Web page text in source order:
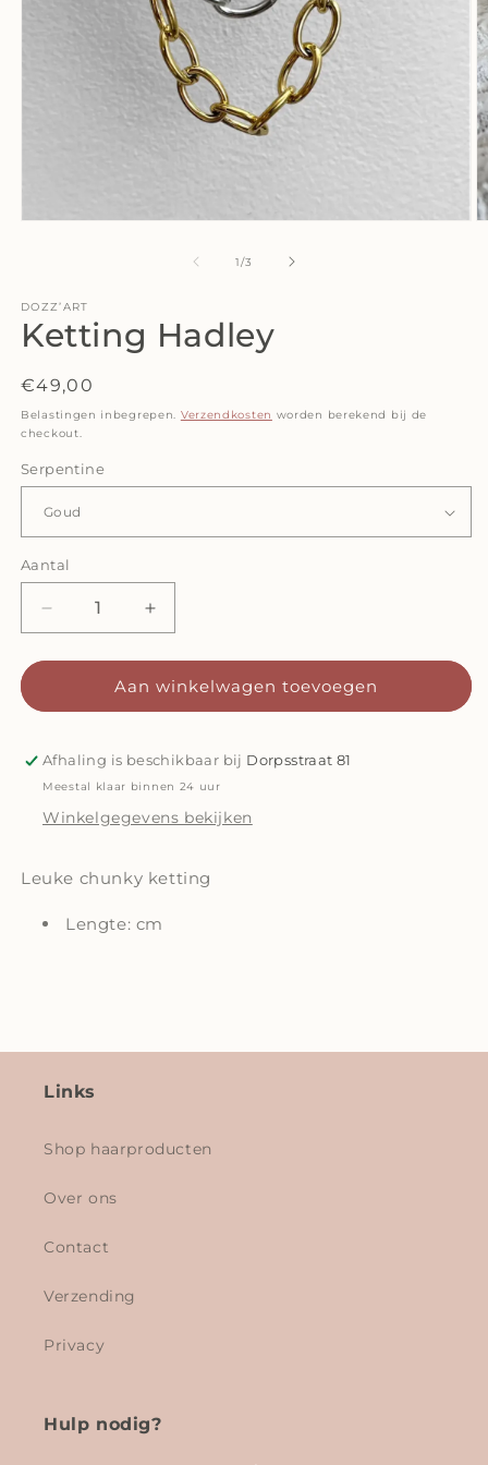
1/van
3
DOZZ’ART
Ketting Hadley
Normale
prijs
€49,00
Belastingen inbegrepen. Verzendkosten worden berekend bij de
checkout.
Serpentine
Aantal
Aantal
Aantal
verlagen
voor
Hadley
Aantal
verhogen
voor
Ketting
Hadley
Aan winkelwagen toevoegen
Afhaling is beschikbaar bij Dorpsstraat 81
Meestal klaar binnen 24 uur
Winkelgegevens bekijken
Leuke chunky ketting
Lengte: cm
Links
Shop haarproducten
Over ons
Contact
Verzending
Privacy
Hulp nodig?